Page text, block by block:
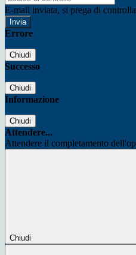
E-mail inviata, si prega di
Errore
Chiudi
Successo
Chiudi
Informazione
Chiudi
Attendere...
Attendere il completamento
Chiudi